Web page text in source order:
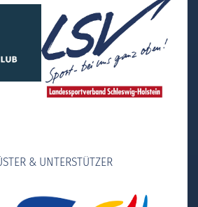
& UNTERSTÜTZER